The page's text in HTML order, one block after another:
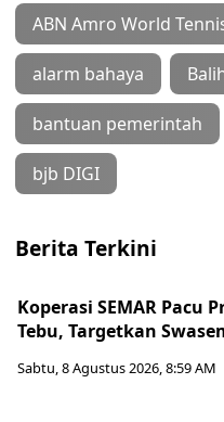
ABN Amro World
alarm bahaya
bantuan pemerintah
bjb DIGI
Berita Terkini
Koperasi SEMAR Pacu
Tebu, Targetkan
Sabtu, 8 Agustus 2026, 8:59 AM